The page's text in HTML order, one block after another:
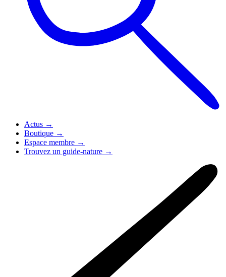
Actus →
Boutique →
Espace membre →
Trouvez un guide-nature →